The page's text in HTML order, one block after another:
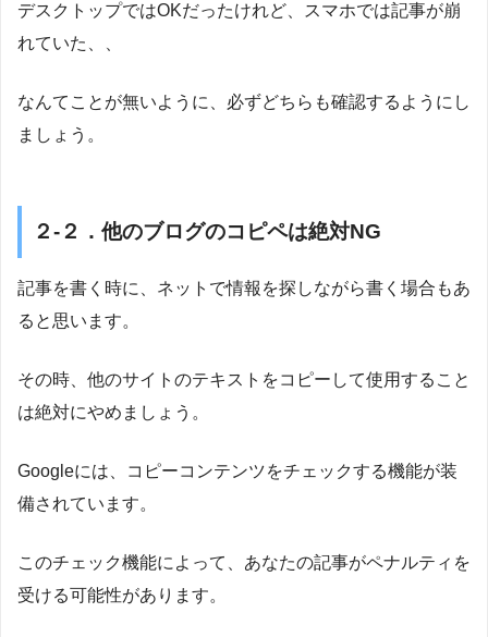
デスクトップではOKだったけれど、スマホでは記事が崩
れていた、、
なんてことが無いように、必ずどちらも確認するようにし
ましょう。
２-２．他のブログのコピペは絶対NG
記事を書く時に、ネットで情報を探しながら書く場合もあ
ると思います。
その時、他のサイトのテキストをコピーして使用すること
は絶対にやめましょう。
Googleには、コピーコンテンツをチェックする機能が装
備されています。
このチェック機能によって、あなたの記事がペナルティを
受ける可能性があります。